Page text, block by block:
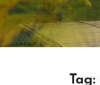
Tag: